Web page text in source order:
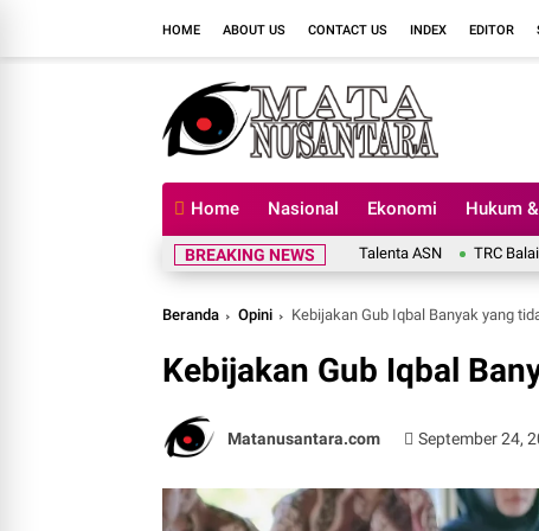
HOME ABOUT US CONTACT US INDEX EDITOR
Home Nasional Ekonomi Hukum
BREAKING NEWS TRC Balai Jalan NTB
Beranda Opini Kebijakan Gub Iqbal Banyak yang
Kebijakan Gub Iqbal
Matanusantara.com September 24,